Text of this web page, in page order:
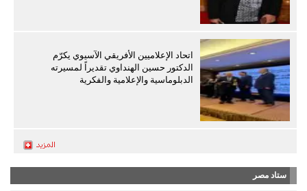
اتحاد الإعلاميين الأفريقي الآسيوي يكرّم
الدكتور حسين الهنداوي تقديراً لمسيرته
الدبلوماسية والإعلامية والفكرية
ستاد مصر